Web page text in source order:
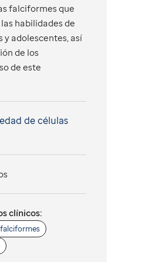
falciformes que
habilidades de
y adolescentes, así
de los
de este
de células
clínicos: